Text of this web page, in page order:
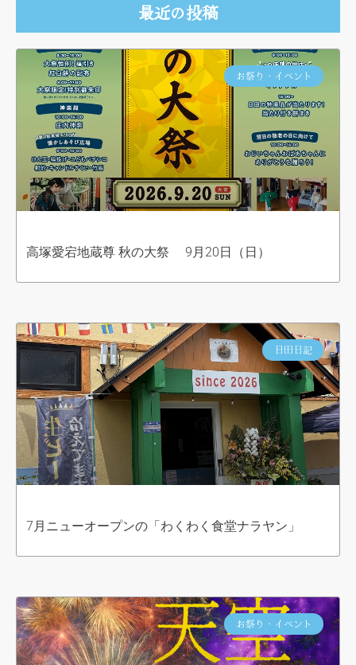
最近の投稿
お祭り・イベント
高塚愛宕地蔵尊 秋の大祭 9月20日（日）
日田日記
7月ニューオープンの「わくわく食堂ナラヤン」
お祭り・イベント